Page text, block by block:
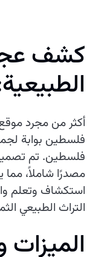
كشف
أكثر من مجرد
فلسطين بوابة
فلسطين. تم
مصدرًا شاملاً،
استكشاف وتعلم
التراث الطبيعي
الميزات